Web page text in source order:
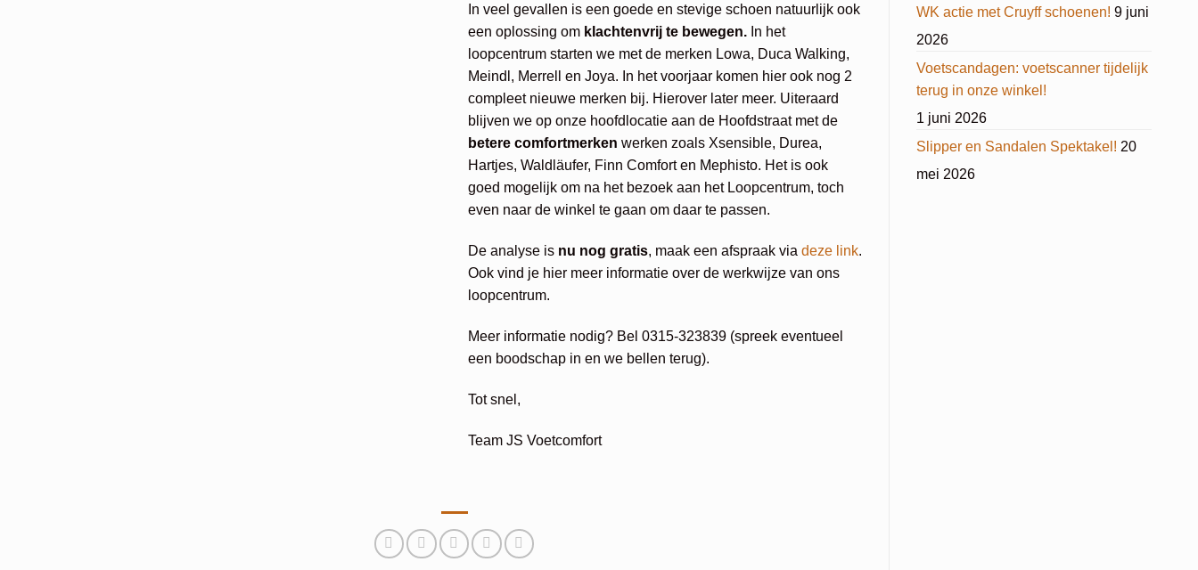
In veel gevallen is een goede en stevige schoen natuurlijk ook
een oplossing om klachtenvrij te bewegen.In het
loopcentrum starten we met de merken Lowa, Duca Walking,
Meindl, Merrell en Joya. In het voorjaar komen hier ook nog 2
compleet nieuwe merken bij. Hierover later meer. Uiteraard
blijven we op onze hoofdlocatie aan de Hoofdstraat met de
betere comfortmerken werken zoals Xsensible, Durea,
Hartjes, Waldläufer, Finn Comfort en Mephisto. Het is ook
goed mogelijk om na het bezoek aan het Loopcentrum, toch
even naar de winkel te gaan om daar te passen.
De analyse is nu nog gratis, maak een afspraak via deze link.
Ook vind je hier meer informatie over de werkwijze van ons
loopcentrum.
Meer informatie nodig? Bel 0315-323839 (spreek eventueel
een boodschap in en we bellen terug).
Tot snel,
Team JS Voetcomfort
WK actie met Cruyff schoenen! 9 juni
2026
Voetscandagen: voetscanner tijdelijk
terug in onze winkel!
1 juni 2026
Slipper en Sandalen Spektakel! 20
mei 2026